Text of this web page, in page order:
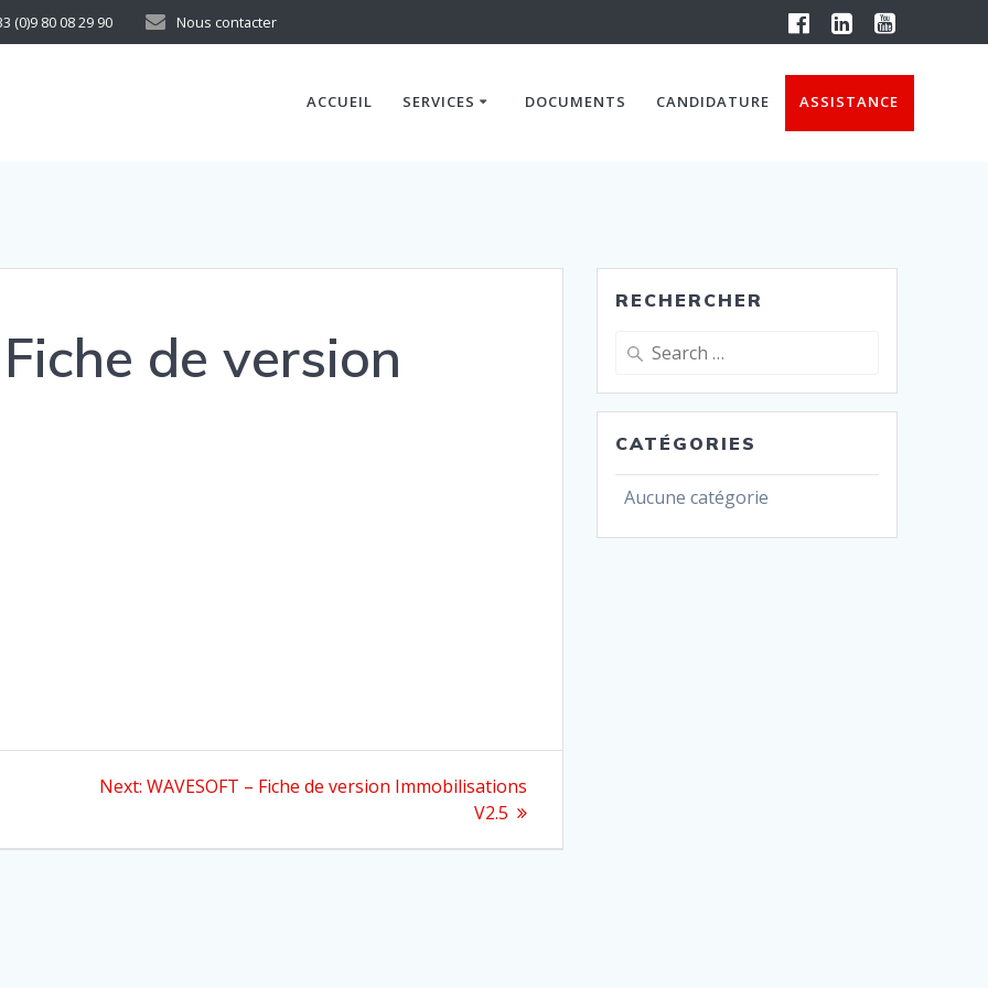
(0)9 80 08 29 90 Nous contacter
ACCUEIL SERVICES DOCUMENTS CANDIDATURE ASSISTANCE
de version
Next: Next
WAVESOFT – Fiche de version Immobilisations
V2.5
RECHERCHER
Search
CATÉGORIES
Aucune catégorie